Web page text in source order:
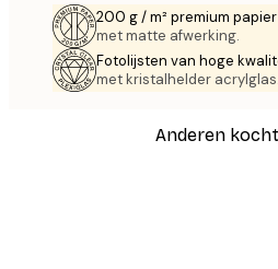
200 g / m² premium papier
met matte afwerking.
Fotolijsten van hoge
met kristalhelder acrylglas.
Anderen